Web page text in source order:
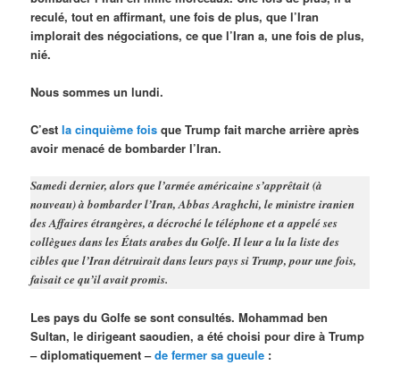
reculé, tout en affirmant, une fois de plus, que l’Iran
implorait des négociations, ce que l’Iran a, une fois de plus,
nié.
Nous sommes un lundi.
C’estla cinquième fois que Trump fait marche arrière après
avoir menacé de bombarder l’Iran.
Samedi dernier, alors que l’armée américaine s’apprêtait (à
nouveau) à bombarder l’Iran, Abbas Araghchi, le ministre iranien
des Affaires étrangères, a décroché le téléphone et a appelé ses
collègues dans les États arabes du Golfe. Il leur a lu la liste des
cibles que l’Iran détruirait dans leurs pays si Trump, pour une fois,
faisait ce qu’il avait promis.
Les pays du Golfe se sont consultés. Mohammad ben
Sultan, le dirigeant saoudien, a été choisi pour dire à Trump
– diplomatiquement –de fermer sa gueule :